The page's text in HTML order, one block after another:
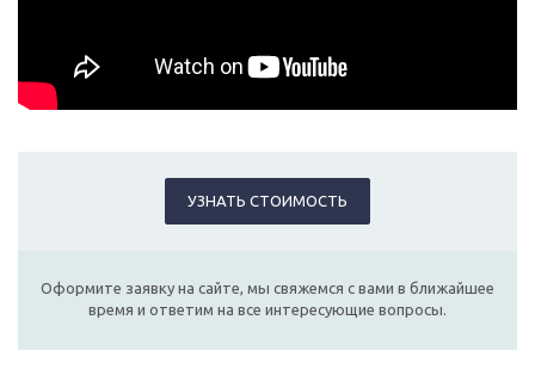
УЗНАТЬ СТОИМОСТЬ
Оформите заявку на сайте, мы свяжемся с вами в ближайшее
время и ответим на все интересующие вопросы.